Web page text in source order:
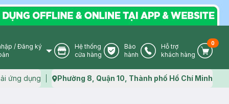
User Icon
/ Đăng ký
Store Icon
Hệ thống
cửa hàng
Warranty Icon
Bảo
hành
Phone Icon
Hỗ trợ
khách hàng
Cart
0
ứng dụng Map icon
Phường 8, Quận 10, Thành phố Hồ Chí Minh